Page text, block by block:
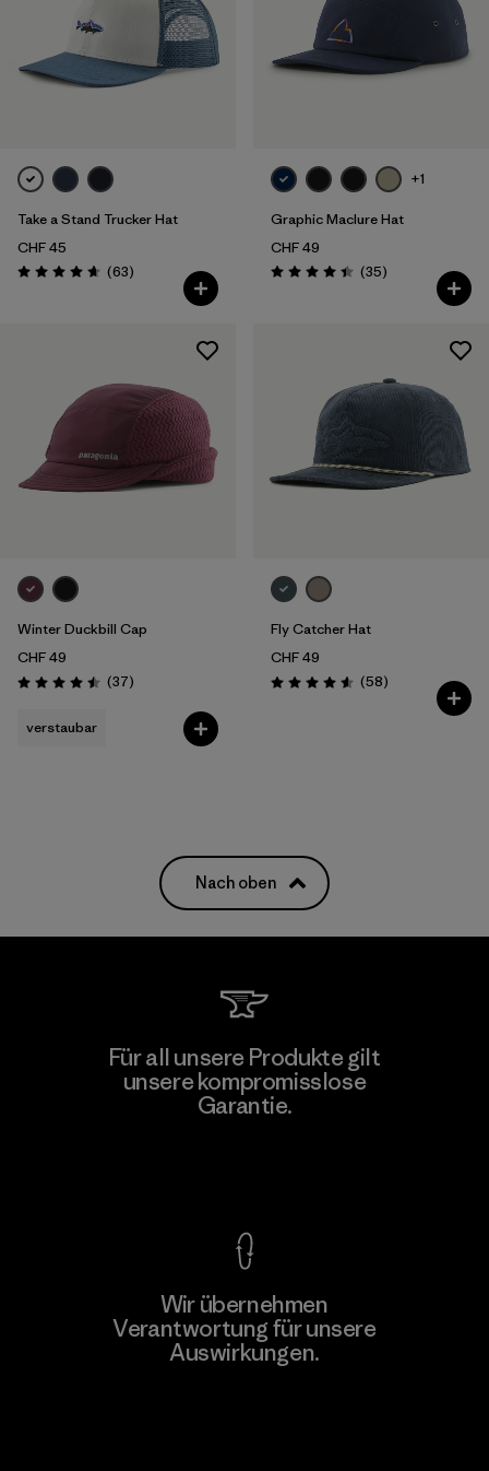
Take a Stand Trucker Hat
CHF 45
Bewertung: 4.7 / 5
(63Rezensionen
)
+1
Graphic Maclure Hat
CHF 49
Bewertung: 4.5 / 5
(35Rezensionen
)
Winter Duckbill Cap
CHF 49
Bewertung: 4.5 / 5
(37Rezensionen
)
verstaubar
Fly Catcher Hat
CHF 49
Bewertung: 4.6 / 5
(58Rezensionen
)
Nach oben
Für all unsere Produkte gilt
unsere kompromisslose
Garantie.
Wir übernehmen
Verantwortung für unsere
Auswirkungen.